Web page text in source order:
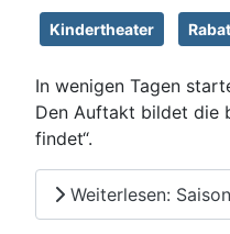
Kindertheater
In wenigen Tagen
Den Auftakt bildet die
findet“.
Weiterlesen: